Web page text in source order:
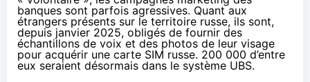
banques sont parfois agressives. Quant aux
étrangers présents sur le territoire russe, ils sont,
depuis janvier 2025, obligés de fournir des
échantillons de voix et des photos de leur visage
pour acquérir une carte SIM russe. 200 000 d’entre
eux seraient désormais dans le système UBS.